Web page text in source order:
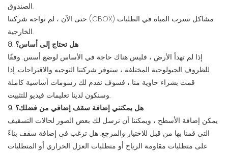
الصندوق.
حتى الآن ، لم تواجه شركتنا (CBOX) مشاكل تسرب المياه في الطلبات
الخارجية.
8. هل تحتاج إلى أساس؟
إذا لم تهدأ الأرض ، فليس هناك حاجة في الأساس لوضع أسس. وفقًا
للظروف الجيولوجية المختلفة ، ستوفر شركتنا التوجيه والاقتراحات. إذا
قمت بشراء حاوية منا ، فسوف نقدم لك رسومات أساسية كاملة
وسنكون لدينا تعليمات فيديو للتثبيت.
9. هل يمكنني إضافة سقف إضافي من فضلك؟
يمكن إضافة الأسطح ، ويمكننا أن نرسل لك بعض الصور لحالات التسقيف
التي قمنا بها من قبل للاختيار والمرجع. هل ترغب في إضافة سقف بناءً
على متطلبات مقاومة الرياح أو متطلبات العزل الحراري أو المتطلبات